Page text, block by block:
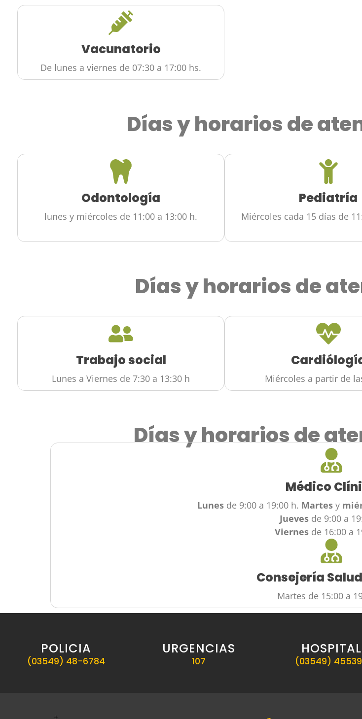
Vacunatorio
De lunes a viernes de 07:30 a 17:00 hs.
Días y horarios de
Odontología
lunes y miércoles de 11:00 a 13:00 h.
Pediatría
Miércoles cada 15 días de
Días y horarios de
Trabajo social
Lunes a Viernes de 7:30 a 13:30 h Miércoles a partir de
Días y horarios de
Médico
Lunes de 9:00 a 19:00 h. Martes y
Jueves de 9:00 a
Viernes de 16:00 a
Consejería
Martes de 15:00 a
POLICIA
(03549) 48-6784
URGENCIAS
107
HOSPITAL
(03549)